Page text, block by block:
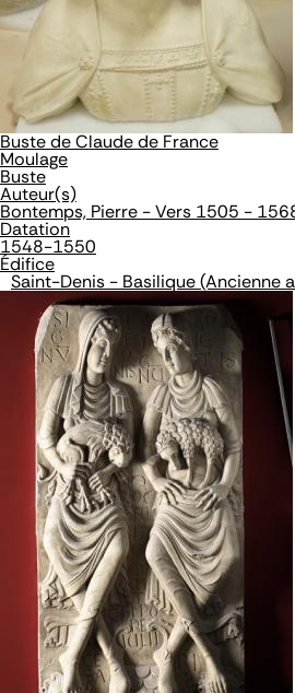
Buste de Claude de France
Moulage
Buste
Auteur(s)
Bontemps, Pierre - Vers 1505 -
Datation
1548-1550
Édifice
Saint-Denis - Basilique (Ancienne